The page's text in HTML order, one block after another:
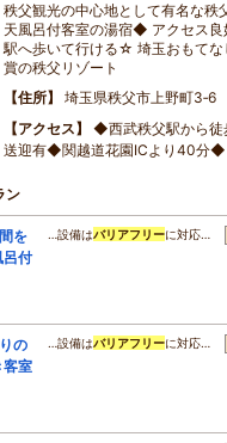
秩父観光の中心地として有名な
天風呂付客室の湯宿◆ アクセス
駅へ歩いて行ける☆ 埼玉おもて
賞の秩父リゾート
住所
埼玉県秩父市上野町3‐6
アクセス
◆西武秩父駅から
送迎有◆関越道花園ICより40分◆
ン
を
付
…設備はバリアフリーに対応…
の
室
…設備はバリアフリーに対応…